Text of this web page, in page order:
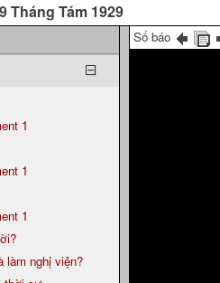
Tháng Tám 1929
1
1
1
làm nghị viện?
Số báo